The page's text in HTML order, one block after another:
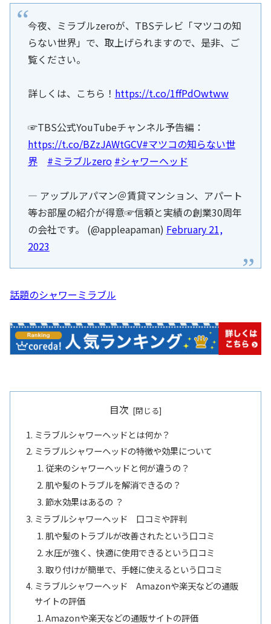
今夜、ミラブルzeroが、TBSテレビ「マツコの知
らない世界」で、取上げられますので、是非、ご
覧ください。
詳しくは、こちら！ https://t.co/1ffPdOwtww
☞TBS公式YouTubeチャンネル予告編：
https://t.co/BZzJAWtGCV#マツコの知らない世
界
#ミラブルzero #シャワーヘッド
— アップルアパマン＠賃貸マンション、アパート
等お部屋の紹介が得意☞信頼と実績の創業30周年
の会社です。 (@appleapaman) February 21,
2023
話題のシャワーミラブル
目次
ミラブルシャワーヘッドとは何か？
ミラブルシャワーヘッドの特徴や効果について
従来のシャワーヘッドと何が違うの？
肌や髪のトラブルを解消できるの？
節水効果はあるの​ ？
ミラブルシャワーヘッド 口コミや評判
肌や髪のトラブルが改善されたという口コミ
水圧が強く、快適に使用できるという口コミ
取り付けが簡単で、手軽に使えるという口コミ
ミラブルシャワーヘッド Amazonや楽天などの通販
サイトの評価
Amazonや楽天などの通販サイトの評価